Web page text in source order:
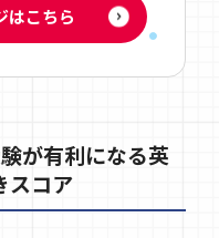
はこちら
が有利になる英
スコア